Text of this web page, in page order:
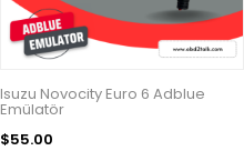
Isuzu Novocity Euro 6 Adblue
Emülatör
$55.00